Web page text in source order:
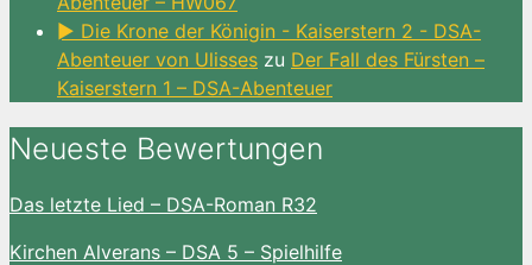
► Die Krone der Königin - Kaiserstern 2 - DSA-
Abenteuer von Ulisses zu Der Fall des Fürsten –
Kaiserstern 1 – DSA-Abenteuer
Neueste Bewertungen
Das letzte Lied – DSA-Roman R32
Kirchen Alverans – DSA 5 – Spielhilfe